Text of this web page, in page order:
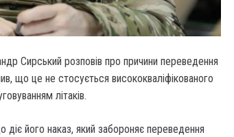
Сирський розповів про причини переведення
що це не стосується висококваліфікованого
літаків.
діє його наказ, який забороняє переведення